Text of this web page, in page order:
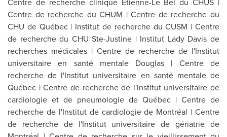
Centre de recherche du CHUM | Centre de recherche du
CHU de Québec | Institut de recherche du CUSM | Centre
de recherche du CHU Ste-Justine | Institut Lady Davis de
recherches médicales | Centre de recherche de l'Institut
universitaire en santé mentale Douglas | Centre de
recherche de l'Institut universitaire en santé mentale de
Québec | Centre de recherche de l'Institut universitaire de
cardiologie et de pneumologie de Québec | Centre de
recherche de l'Institut de cardiologie de Montréal | Centre
de recherche de l'Institut universitaire de gériatrie de